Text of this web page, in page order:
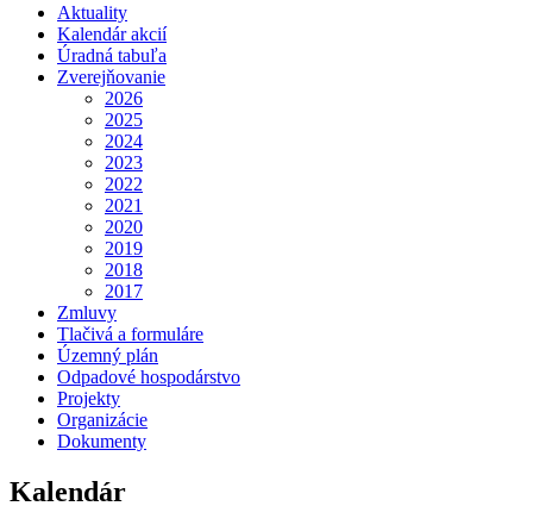
Aktuality
Kalendár akcií
Úradná tabuľa
Zverejňovanie
2026
2025
2024
2023
2022
2021
2020
2019
2018
2017
Zmluvy
Tlačivá a formuláre
Územný plán
Odpadové hospodárstvo
Projekty
Organizácie
Dokumenty
Kalendár